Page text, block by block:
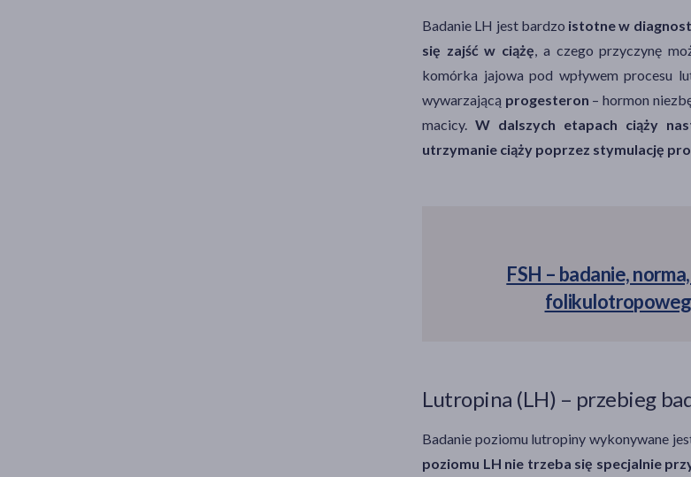
Badanie LH jest bardzo istotne w
się zajść w ciążę , a czego przyczynę
komórka jajowa pod wpływem procesu
wywarzającą progesteron – hormon
macicy.W dalszych etapach ciąży
utrzymanie ciąży poprzez stymulację
FSH – badanie,
Lutropina (LH) – przebieg
Badanie poziomu lutropiny wykonywane
poziomu LH nie trzeba się specjalnie